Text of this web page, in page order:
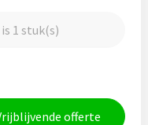
1 stuk(s)
offerte